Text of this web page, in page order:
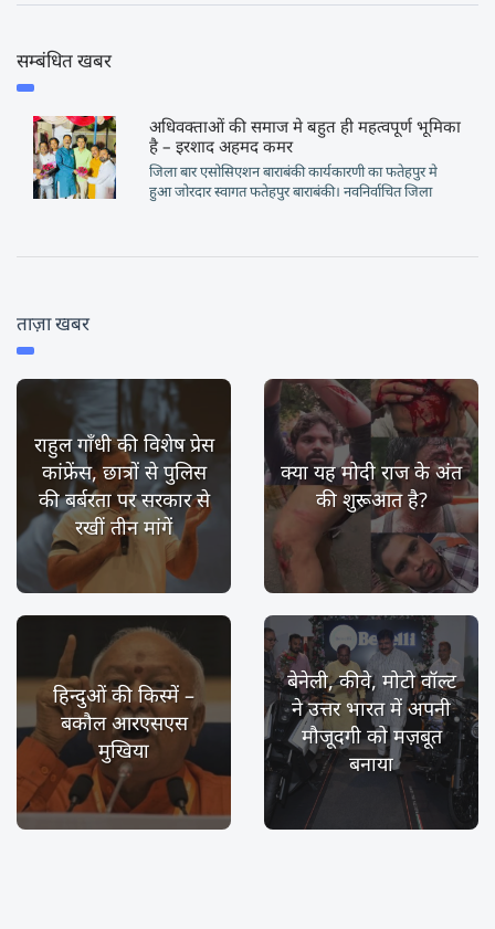
सम्बंधित खबर
अधिवक्ताओं की समाज मे बहुत ही महत्वपूर्ण भूमिका
है – इरशाद अहमद कमर
जिला बार एसोसिएशन बाराबंकी कार्यकारणी का फतेहपुर मे
हुआ जोरदार स्वागत फतेहपुर बाराबंकी। नवनिर्वाचित जिला
ताज़ा खबर
राहुल गाँधी की विशेष प्रेस
कांफ्रेंस, छात्रों से पुलिस
की बर्बरता पर सरकार से
रखीं तीन मांगें
क्या यह मोदी राज के अंत
की शुरूआत है?
हिन्दुओं की किस्में –
बकौल आरएसएस
मुखिया
बेनेली, कीवे, मोटो वॉल्ट
ने उत्तर भारत में अपनी
मौजूदगी को मज़बूत
बनाया